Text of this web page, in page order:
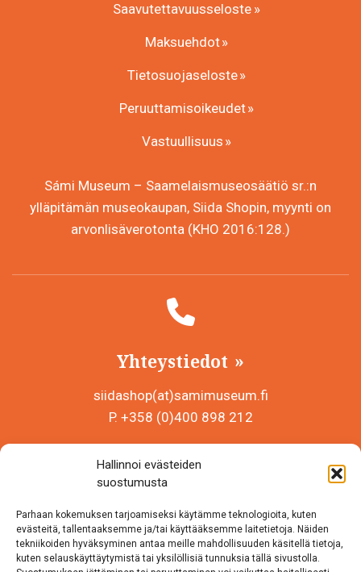
Hallinnoi evästeiden
suostumusta
Parhaan kokemuksen tarjoamiseksi käytämme teknologioita, kuten
evästeitä, tallentaaksemme ja/tai käyttääksemme laitetietoja. Näiden
tekniikoiden hyväksyminen antaa meille mahdollisuuden käsitellä tietoja,
kuten selauskäyttäytymistä tai yksilöllisiä tunnuksia tällä sivustolla.
Saavutettavuusseloste
Maksuehdot
Tietosuojaseloste
Peruuttamisoikeudet
Vastuullisuus
Sámi Museum – Saamelaismuseosäätiö sr.:n
ylläpitämän museokaupan, Siida Shopin, myynti on
arvonlisäverotonta (KHO 2016:128.)
Yhteystiedot
siidashop(at)samimuseum.fi
P. +358 (0)400 898 212
Y-tunnus 0625907-2
Inarintie 46
99870 Inari